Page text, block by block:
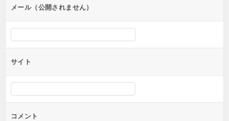
ンメール（公開されません）
サイト
コメント